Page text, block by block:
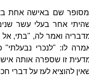
שם באישה אחת
אחר בעלי עשר
ואמר לה, "בתי, אל
לו: "לנכרי נבעלתי"
זו שספרה אותה
להוציא לעז על דברי